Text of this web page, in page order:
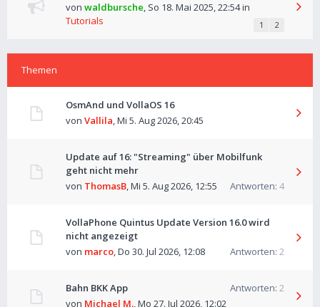
von waldbursche, So 18. Mai 2025, 22:54in
Tutorials
1 2
Themen
OsmAnd und VollaOS 16
von Vallila,Mi 5. Aug 2026, 20:45
Update auf 16: "Streaming" über Mobilfunk
geht nicht mehr
Antworten: 4
von ThomasB,Mi 5. Aug 2026, 12:55
VollaPhone Quintus Update Version 16.0 wird
nicht angezeigt
Antworten: 2
von marco,Do 30. Jul 2026, 12:08
Bahn BKK App Antworten: 2
von Michael M.,Mo 27. Jul 2026, 12:02